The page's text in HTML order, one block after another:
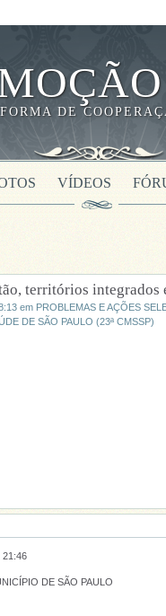
DE
VÍDEOS
territórios integrados
em PROBLEMAS E AÇÕES
DE SÃO PAULO (23ª CMSSP)
21:46
DE SÃO PAULO